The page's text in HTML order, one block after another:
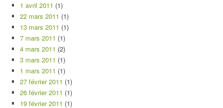
1 avril 2011 (1)
22 mars 2011 (1)
13 mars 2011 (1)
7 mars 2011 (1)
4 mars 2011 (2)
3 mars 2011 (1)
1 mars 2011 (1)
27 février 2011 (1)
26 février 2011 (1)
19 février 2011 (1)